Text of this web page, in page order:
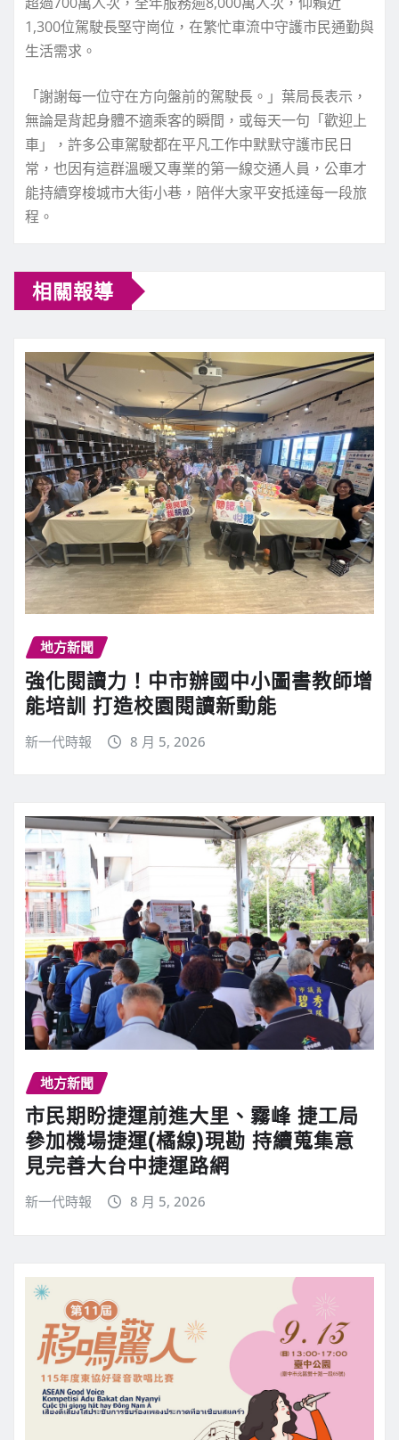
1,300位駕駛長堅守崗位，在繁忙車流中守護市民通勤與
生活需求。
「謝謝每一位守在方向盤前的駕駛長。」葉局長表示，
無論是背起身體不適乘客的瞬間，或每天一句「歡迎上
車」，許多公車駕駛都在平凡工作中默默守護市民日
常，也因有這群溫暖又專業的第一線交通人員，公車才
能持續穿梭城市大街小巷，陪伴大家平安抵達每一段旅
程。
相關報導
地方新聞
強化閱讀力！中市辦國中小圖書教師增
能培訓 打造校園閱讀新動能
新一代時報 8 月 5, 2026
地方新聞
市民期盼捷運前進大里、霧峰 捷工局
參加機場捷運(橘線)現勘 持續蒐集意
見完善大台中捷運路網
新一代時報 8 月 5, 2026